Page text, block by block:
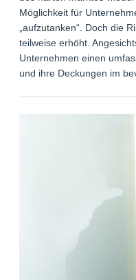
Möglichkeit für
„aufzutanken“. Doch die
teilweise erhöht.
Unternehmen einen
und ihre Deckungen im